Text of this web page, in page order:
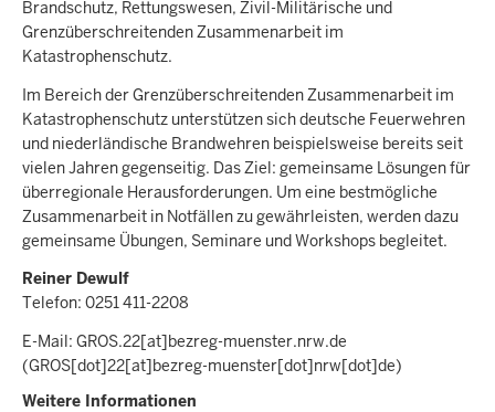
Brandschutz, Rettungswesen, Zivil-Militärische und
Grenzüberschreitenden Zusammenarbeit im
Katastrophenschutz.
Im Bereich der Grenzüberschreitenden Zusammenarbeit im
Katastrophenschutz unterstützen sich deutsche Feuerwehren
und niederländische Brandwehren beispielsweise bereits seit
vielen Jahren gegenseitig. Das Ziel: gemeinsame Lösungen für
überregionale Herausforderungen. Um eine bestmögliche
Zusammenarbeit in Notfällen zu gewährleisten, werden dazu
gemeinsame Übungen, Seminare und Workshops begleitet.
Reiner Dewulf
Telefon: 0251 411-2208
E-Mail: GROS.22[at]bezreg-muenster.nrw.de
(GROS[dot]22[at]bezreg-muenster[dot]nrw[dot]de)
Weitere Informationen